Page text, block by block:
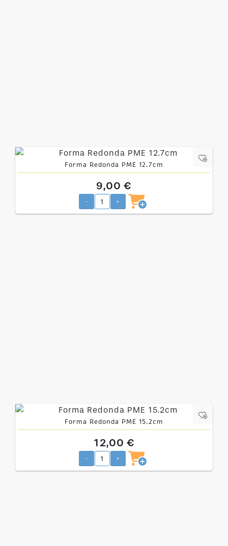
Forma Redonda PME 12.7cm
9,00 €
- +
Forma Redonda PME 15.2cm
12,00 €
- +